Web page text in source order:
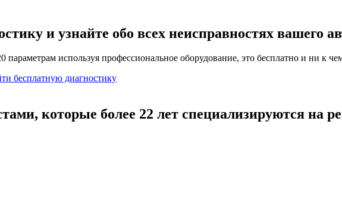
и узнайте обо всех неисправностях вашего
используя профессиональное оборудование, это бесплатно и ни к
бесплатную диагностику
которые более 22 лет специализируются на